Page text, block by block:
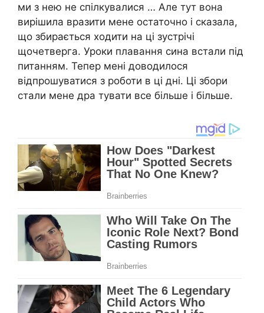
ми з нею не спілкувалися … Але тут вона
вирішила вразити мене остаточно і сказала,
що збирається ходити на ці зустрічі
щочетверга. Уроки плавання сина встали під
питанням. Тепер мені доводилося
відпрошуватися з роботи в ці дні. Ці збори
стали мене дра тувати все більше і більше.